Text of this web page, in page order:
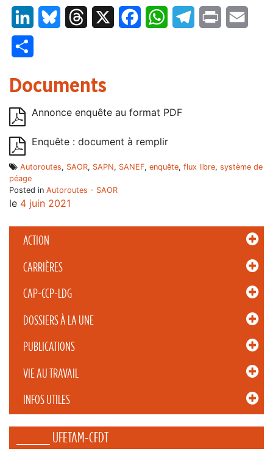
ACTION
CARRIÈRES
CAP-CCP-LDG
DOSSIERS À LA UNE
PUBLICATIONS
VIE AU TRAVAIL
INFOS UTILES
_____ UFETAM-CFDT
LinkedInBluesky Threads FacebookWhatsAppTelegram
Print
Documents
Annonce enquête au format PDF
Enquête : document à remplir
Autoroutes, SAOR, SAPN, SANEF, enquête, flux libre, système de
péage
Posted in Autoroutes - SAOR
le 4 juin 2021